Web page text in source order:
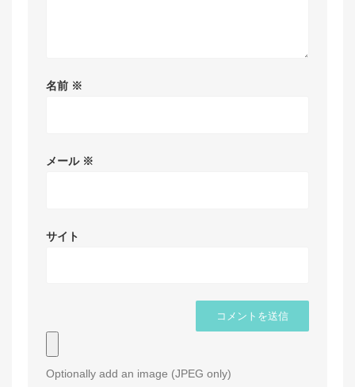
名前 ※
メール ※
サイト
Optionally add an image (JPEG only)